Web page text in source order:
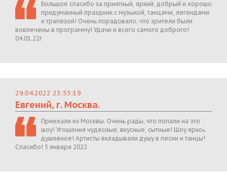
Большое спасибо за приятный, яркий, добрый и хорошо
придуманный праздник с музыкой, танцами, легендами
и трапезой! Очень порадовало, что зрители были
вовлечены в программу! Удачи и всего самого доброго!
04.01.22г
29.04.2022 23:53:19
Евгений, г. Москва.
Приехали из Москвы. Очень рады, что попали на это
шоу! Угощения чудесные, вкусные, сытные! Шоу яркое,
душевное! Артисты вкладывали душу в песни и танцы!
Спасибо! 5 января 2022